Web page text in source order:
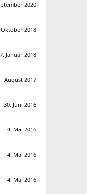
2020
Oktober 2018
Januar 2018
August 2017
30. Juni 2016
4. Mai 2016
4. Mai 2016
4. Mai 2016